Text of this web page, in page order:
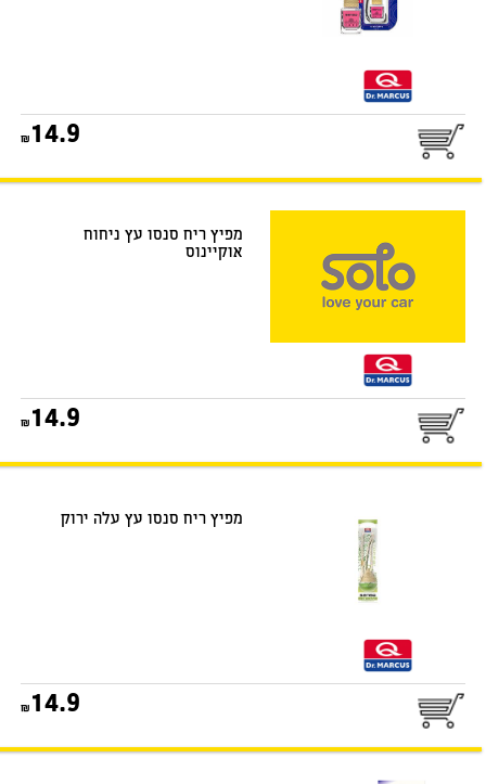
25
14.9
מפיץ ריח סנסו עץ ניחוח
אוקיינוס
25
14.9
מפיץ ריח סנסו עץ עלה ירוק
25
14.9